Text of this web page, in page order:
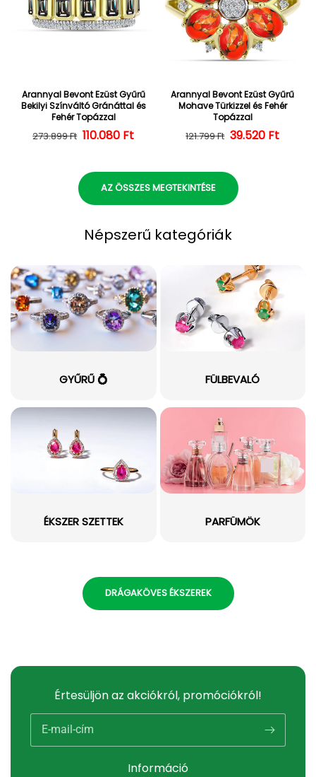
Arannyal Bevont Ezüst Gyűrű
Bekilyi Színváltó Gránáttal és
Fehér Topázzal
Normál ár
273.899 Ft Kedvezményes ár
110.080 Ft
Arannyal Bevont Ezüst Gyűrű
Mohave Türkizzel és Fehér
Topázzal
Normál ár
121.799 Ft 39.520 Ft
AZ ÖSSZES MEGTEKINTÉSE
Népszerű kategóriák
GYŰRŰ 💍 FÜLBEVALÓ
ÉKSZER SZETTEK PARFÜMÖK
DRÁGAKÖVES ÉKSZEREK
Információ
Értesüljön az akciókról, promóciókról!
E-mail-cím